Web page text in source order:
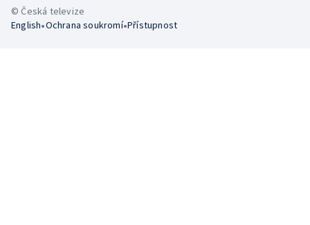
© Česká televize
English•Ochrana soukromí•Přístupnost